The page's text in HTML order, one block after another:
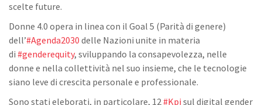
scelte future.
Donne 4.0 opera in linea con il Goal 5 (Parità di genere)
dell’#Agenda2030 delle Nazioni unite in materia
di #genderequity, sviluppando la consapevolezza, nelle
donne e nella collettività nel suo insieme, che le tecnologie
siano leve di crescita personale e professionale.
Sono stati eleborati, in particolare, 12#Kpi sul digital gender